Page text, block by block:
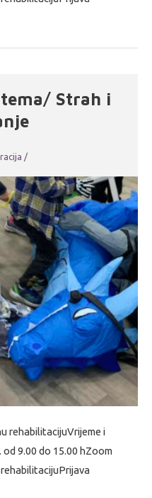
tema/ Strah i
/
rehabilitacijuVrijeme i
9.00 do 15.00 hZoom